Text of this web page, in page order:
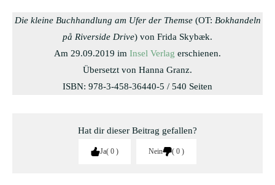
Die kleine Buchhandlung am Ufer der Themse(OT: Bokhandeln
på Riverside Drive) von Frida Skybæk.
Am 29.09.2019 im Insel Verlag erschienen.
Übersetzt von Hanna Granz.
ISBN: 978-3-458-36440-5 / 540 Seiten
Hat dir dieser Beitrag gefallen?
Ja 0 Nein 0